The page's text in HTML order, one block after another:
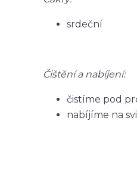
srdeční
Čištění a nabíjení:
čistíme pod
nabíjíme na